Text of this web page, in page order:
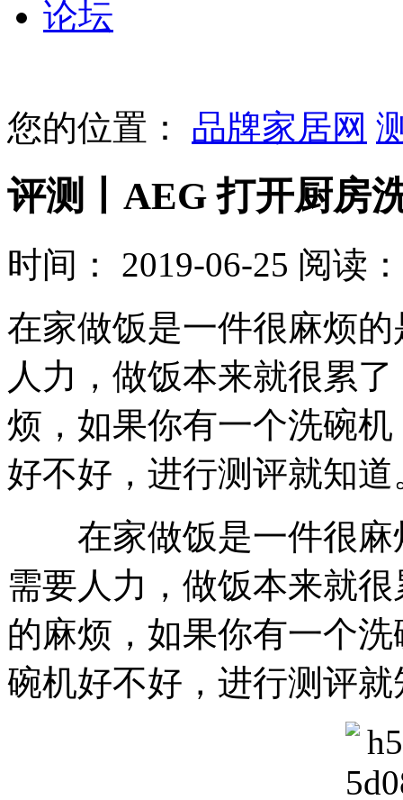
论坛
您的位置： 品牌家居网
评测丨AEG 打开厨房
时间： 2019-06-25 阅读
在家做饭是一件很麻烦
人力，做饭本来就很累
烦，如果你有一个洗碗
好不好，进行测评就知道
在家做饭是一件很麻
需要人力，做饭本来就
的麻烦，如果你有一个
碗机好不好，进行测评就